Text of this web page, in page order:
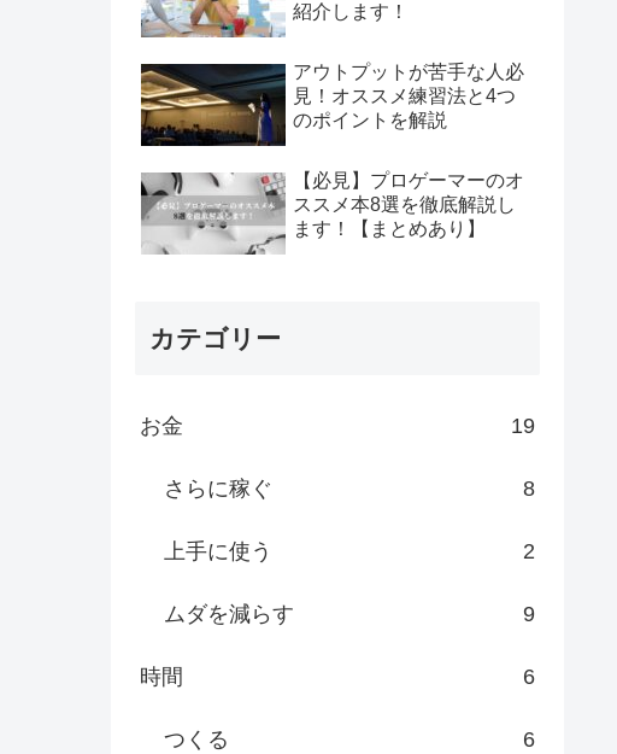
紹介します！
アウトプットが苦手な人必
見！オススメ練習法と4つ
のポイントを解説
【必見】プロゲーマーのオ
ススメ本8選を徹底解説し
ます！【まとめあり】
カテゴリー
お金 19
さらに稼ぐ 8
上手に使う 2
ムダを減らす 9
時間 6
つくる 6